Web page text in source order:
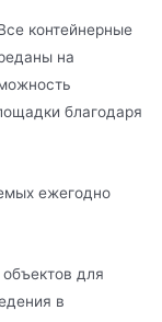
контейнерные
на
благодаря
ежегодно
для
в